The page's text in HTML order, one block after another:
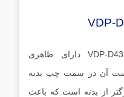
آیفون تصویری تکنما مدل VDP-D43 دارای ظاهری
آن در سمت چپ بدنه
از بدنه است که باعث